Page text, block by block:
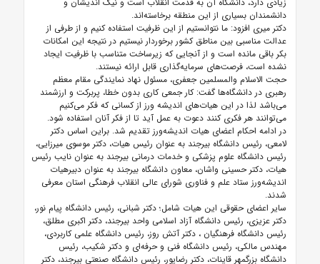
دانشمندان بسیاری از این منطقه برخاسته‌اند.
دکتر میری افزود: ما نتوانستیم از این ظرفیت استفاده کنیم و از طرفی از
عدالت مناسبی بین مناطق کشور برخوردار نیستیم در نتیجه این امکانات
بکر باقی مانده است و از آنجایی که زیرساخت متناسب با ظرفیت ایجاد
نشده است، فرصت‌های سرمایه‌گذاری قابل ارائه نیستند.
حجت الاسلام والمسلمین جعفری، مسئول نهاد نمایندگی مقام معظم
رهبری در دانشگاه‌ها گفت: کار جمعی کاری بدون خطا، پربرکت و ارزشمند
می‌باشد لذا در این هیات‌های اندیشه ورز از کسانی که فکر می‌کنیم
می‌توانند هر فکری کنند دعوت به عمل آید تا از فکر آنان استفاده شود.
در ادامه احکام اعضای هیات اندیشه‌ورز تقدیم شد. براین اساس دکتر
لامعی، رئیس دانشگاه بیرجند به عنوان رئیس هیات، دکتر موسوی میرزایی،
رئیس دانشگاه علوم پزشکی و خدمات درمانی بیرجند به عنوان نایب رئیس
هیات، دکتر حسینی واشان، معاون دانشگاه بیرجند به عنوان دبیرهیات
اندیشه‌ورز ستاد علم و فناوری شورای عالی انقلاب فرهنگی استان معرفی
شدند.
سایر اعضای حقوقی این هیات شامل؛ دکتر شبانی، رئیس دانشگاه پیام نور،
دکتر عزیزی، رئیس دانشگاه آزاد اسلامی واحد بیرجند، دکتر اکبری مطلق،
رئیس دانشگاه فرهنگیان ، دکتر آتش روز، رئیس دانشگاه علمی کاربردی،
مهندس مالکی، رئیس دانشگاه فنی و حرفه‌ای و دکتر شکیب، رئیس
دانشگاه بزرگمهر قاینات، دکتر رضاپور، رئیس دانشگاه صنعتی بیرجند، دکتر